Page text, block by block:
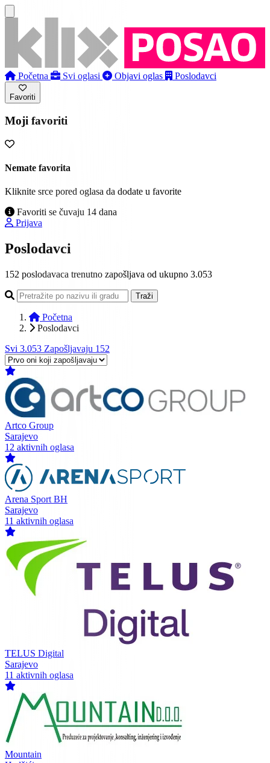
Početna Svi oglasi Objavi oglas Poslodavci
Favoriti
Moji favoriti
Nemate favorita
Kliknite srce pored oglasa da dodate u favorite
Favoriti se čuvaju 14 dana
Prijava
Poslodavci
152 poslodavaca trenutno zapošljava od ukupno 3.053
Traži
Početna
Poslodavci
Svi 3.053 Zapošljavaju 152
Artco Group
Sarajevo
12 aktivnih oglasa
Arena Sport BH
Sarajevo
11 aktivnih oglasa
TELUS Digital
Sarajevo
11 aktivnih oglasa
Mountain